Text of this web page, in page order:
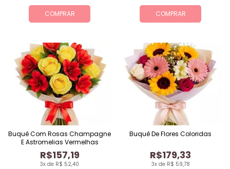
COMPRAR COMPRAR
3x de R$ 52,40
R$157,19
Buquê Com Rosas Champagne
E Astromelias Vermelhas
3x de R$ 59,78
R$179,33
Buquê De Flores Coloridas